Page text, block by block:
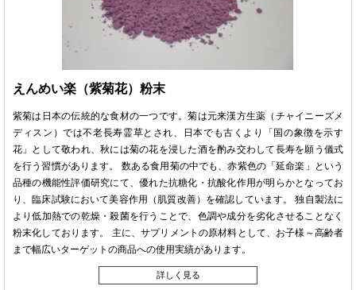
えんめい楽（紫菊花）粉末
紫菊は日本の伝統的な食材の一つです。菊は元来漢方生薬（チャイニーズメ
ディスン）では不老長寿霊草とされ、日本でも古くより「国の象徴を示す
花」として敬われ、秋には菊の花を浸した酒を酌み交わして長寿を願う儀式
を行う習慣があります。 数ある食用菊の中でも、赤紫色の「延命楽」という
品種の機能性評価研究にて、優れた抗糖化・抗酸化作用が明らかとなってお
り、臨床試験において美容作用（肌質改善）を確認しています。 独自製法に
より低加熱での乾燥・殺菌を行うことで、色調や成分を劣化させることなく
粉末化しております。 主に、サプリメントの原材料として、お子様～高齢者
まで幅広いターゲットの商品への使用実績があります。
詳しく見る